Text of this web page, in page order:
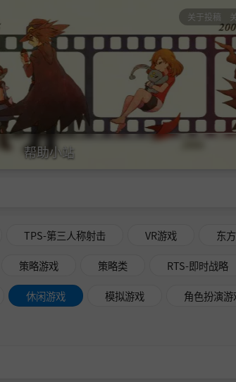
关于投稿
帮助小站
TPS-第三人称射击 VR游戏 东
策略游戏 策略类 RTS-即时战略
休闲游戏 模拟游戏 角色扮演游